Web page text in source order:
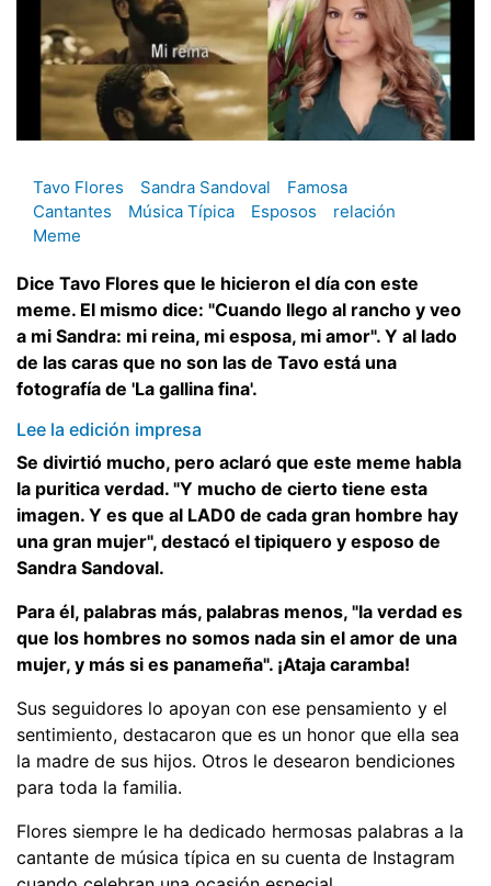
Tavo Flores Sandra Sandoval
Famosa
Cantantes
Música Típica Esposos
relación
Meme
Dice Tavo Flores que le hicieron el día con este
meme. El mismo dice: "Cuando llego al rancho y veo
a mi Sandra: mi reina, mi esposa, mi amor". Y al lado
de las caras que no son las de Tavo está una
fotografía de 'La gallina fina'.
Lee la edición impresa
Se divirtió mucho, pero aclaró que este meme habla
la puritica verdad. "Y mucho de cierto tiene esta
imagen. Y es que al LAD0 de cada gran hombre hay
una gran mujer", destacó el tipiquero y esposo de
Sandra Sandoval.
Para él, palabras más, palabras menos, "la verdad es
que los hombres no somos nada sin el amor de una
mujer, y más si es panameña". ¡Ataja caramba!
Sus seguidores lo apoyan con ese pensamiento y el
sentimiento, destacaron que es un honor que ella sea
la madre de sus hijos. Otros le desearon bendiciones
para toda la familia.
Flores siempre le ha dedicado hermosas palabras a la
cantante de música típica en su cuenta de Instagram